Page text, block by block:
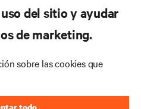
del sitio y ayudar
de marketing.
sobre las cookies que